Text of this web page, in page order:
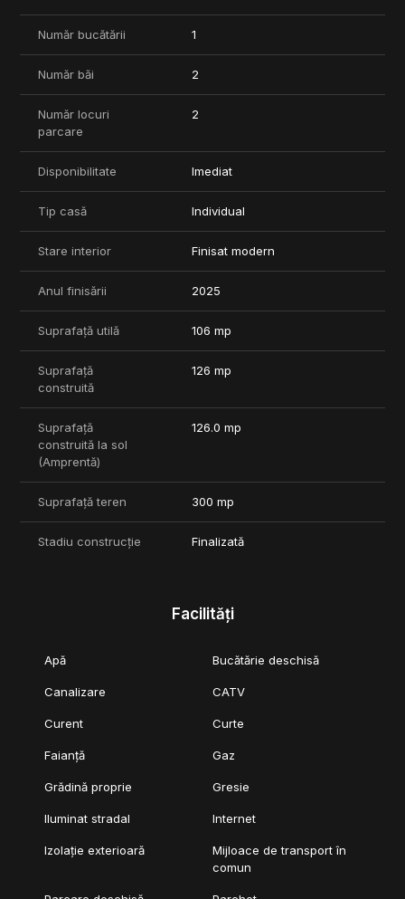
Facilități ale ansamblului:
- Străzi asfaltate, iluminat stradal, utilități complete (gaze, apă,
canalizare, electricitate)
- Locuința oferă un echilibru perfect între intimitate,
internaționale și zone comerciale.
Pentru mai multe detalii sau programarea unei vizionări, vă stăm
la dispoziție.
Număr bucătării 1
Număr băi 2
Număr locuri
parcare
2
Disponibilitate Imediat
Tip casă Individual
Stare interior Finisat modern
Anul finisării 2025
Suprafață utilă 106 mp
Suprafață
construită
126 mp
Suprafață
construită la sol
(Amprentă)
126.0 mp
Suprafață teren 300 mp
Stadiu construcție Finalizată
Facilități
Apă Bucătărie deschisă
Canalizare CATV
Curent Curte
Faianță Gaz
Grădină proprie Gresie
Iluminat stradal Internet
Izolație exterioară
Mijloace de transport în
comun